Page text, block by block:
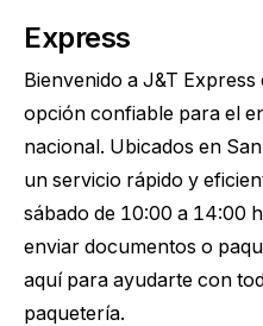
Express
Bienvenido a J&T
opción confiable para el
nacional. Ubicados en
un servicio rápido y
sábado de 10:00 a 14:00
enviar documentos o
aquí para ayudarte con
paquetería.